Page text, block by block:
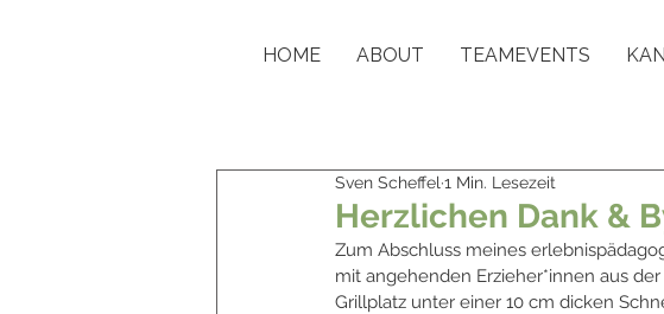
HOME ABOUT TEAMEVENTS
Herzlichen Dank &
Sven Scheffel 1 Min. Lesezeit
Zum Abschluss meines
mit angehenden Erzieher*innen aus
Grillplatz unter einer 10 cm dicken